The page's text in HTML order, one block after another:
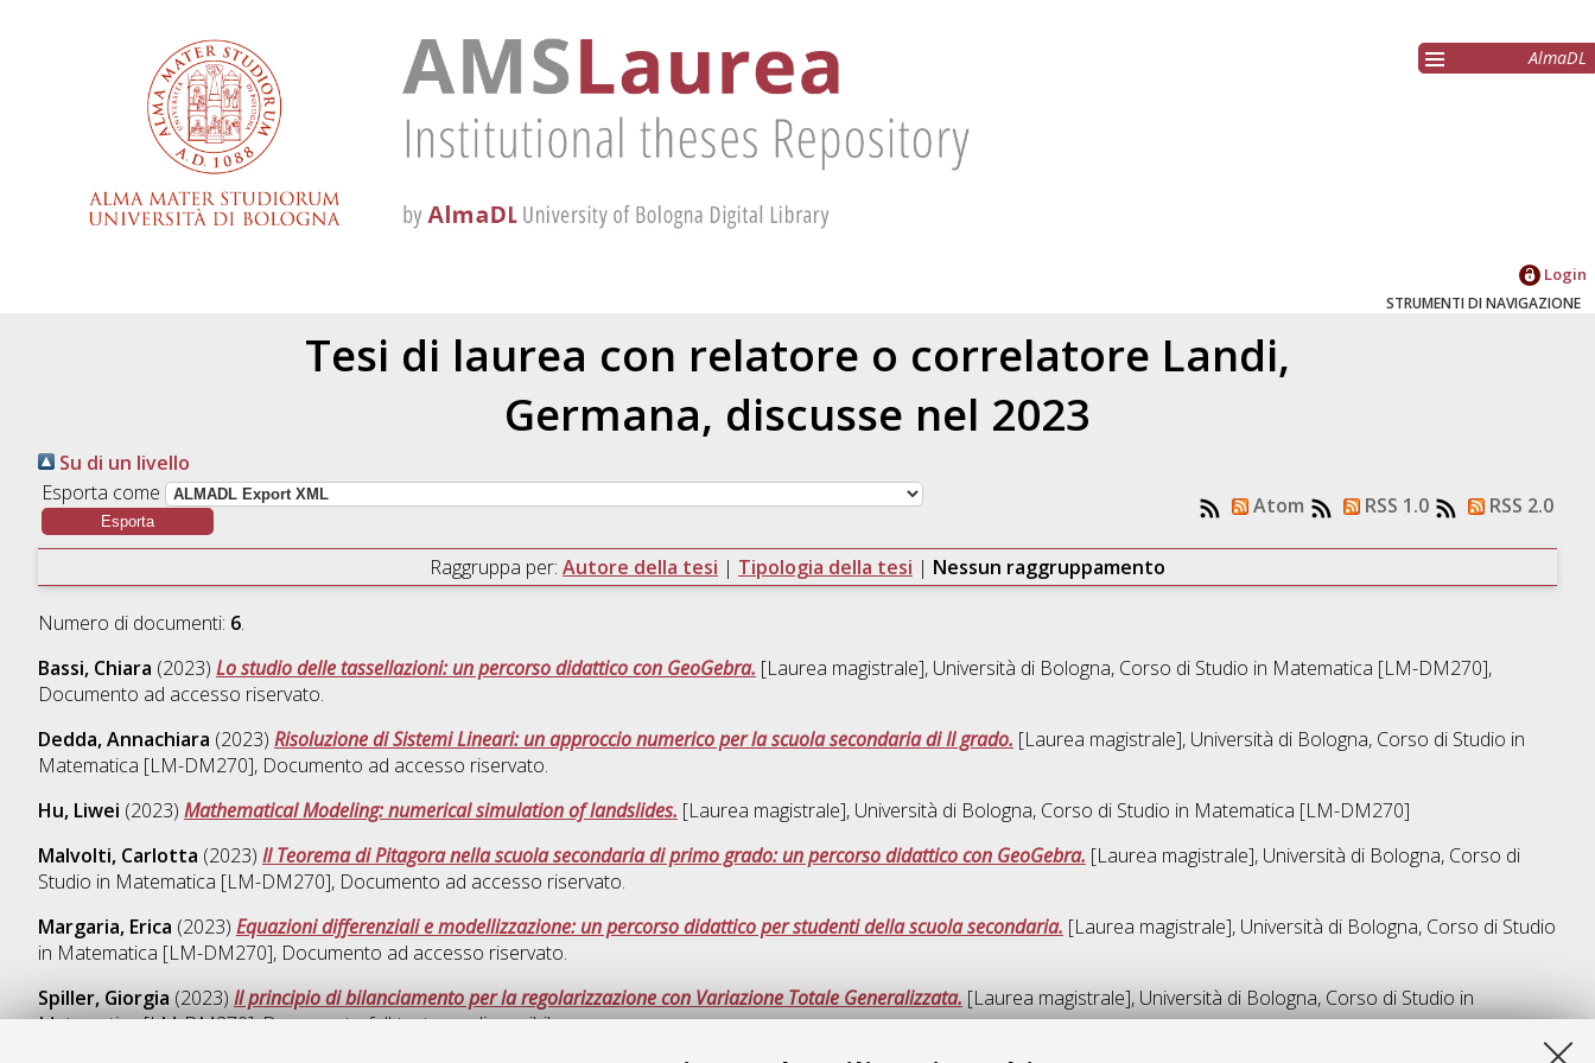
AlmaDL
Login
STRUMENTI DI NAVIGAZIONE
Tesi di laurea con relatore o correlatore Landi,
Germana, discusse nel 2023
Su di un livello
Esporta come
Atom RSS 1.0 RSS 2.0
Raggruppa per: Autore della tesi | Tipologia della tesi | Nessun raggruppamento
Numero di documenti: 6.
Bassi, Chiara (2023) Lo studio delle tassellazioni: un percorso didattico con GeoGebra. [Laurea magistrale], Università di Bologna, Corso di Studio in Matematica [LM-DM270],
Documento ad accesso riservato.
Dedda, Annachiara (2023) Risoluzione di Sistemi Lineari: un approccio numerico per la scuola secondaria di II grado. [Laurea magistrale], Università di Bologna, Corso di Studio in
Matematica [LM-DM270], Documento ad accesso riservato.
Hu, Liwei (2023) Mathematical Modeling: numerical simulation of landslides. [Laurea magistrale], Università di Bologna, Corso di Studio in Matematica [LM-DM270]
Malvolti, Carlotta (2023) Il Teorema di Pitagora nella scuola secondaria di primo grado: un percorso didattico con GeoGebra. [Laurea magistrale], Università di Bologna, Corso di
Studio in Matematica [LM-DM270], Documento ad accesso riservato.
Margaria, Erica (2023) Equazioni differenziali e modellizzazione: un percorso didattico per studenti della scuola secondaria. [Laurea magistrale], Università di Bologna, Corso di Studio
in Matematica [LM-DM270], Documento ad accesso riservato.
Spiller, Giorgia (2023) Il principio di bilanciamento per la regolarizzazione con Variazione Totale Generalizzata. [Laurea magistrale], Università di Bologna, Corso di Studio in
Matematica [LM-DM270], Documento full-text non disponibile